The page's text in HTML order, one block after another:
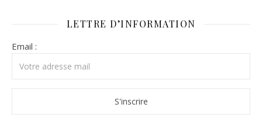
LETTRE D’INFORMATION
Email :